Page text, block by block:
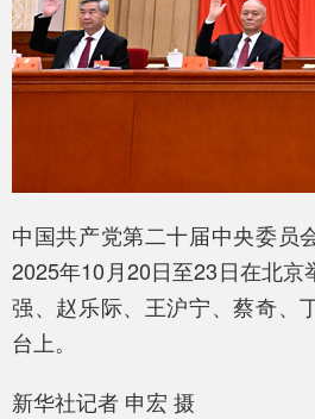
中国共产党第二十届中央委员
2025年10月20日至23日在北京
强、赵乐际、王沪宁、蔡奇、
台上。
新华社记者 申宏 摄